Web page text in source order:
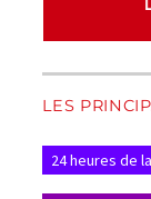
LES
24 heures de